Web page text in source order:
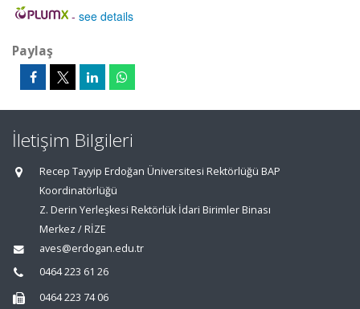
- see details
Paylaş
İletişim Bilgileri
Recep Tayyip Erdoğan Üniversitesi Rektörlüğü BAP
Koordinatörlüğü
Z. Derin Yerleşkesi Rektörlük İdari Birimler Binası
Merkez / RİZE
aves@erdogan.edu.tr
0464 223 61 26
0464 223 74 06